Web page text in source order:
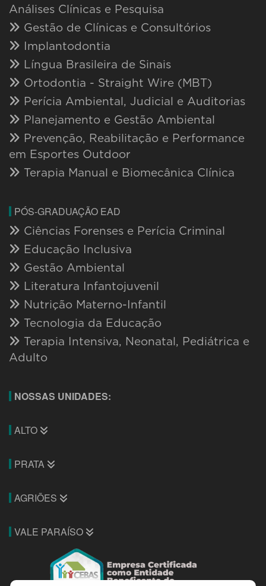
Análises Clínicas e Pesquisa
Gestão de Clínicas e Consultórios
Implantodontia
Língua Brasileira de Sinais
Ortodontia - Straight Wire (MBT)
Perícia Ambiental, Judicial e Auditorias
Planejamento e Gestão Ambiental
Prevenção, Reabilitação e Performance
em Esportes Outdoor
Terapia Manual e Biomecânica Clínica
PÓS-GRADUAÇÃO EAD
Ciências Forenses e Perícia Criminal
Educação Inclusiva
Gestão Ambiental
Literatura Infantojuvenil
Nutrição Materno-Infantil
Tecnologia da Educação
Terapia Intensiva, Neonatal, Pediátrica e
Adulto
NOSSAS UNIDADES:
ALTO
PRATA
AGRIÕES
VALE PARAÍSO